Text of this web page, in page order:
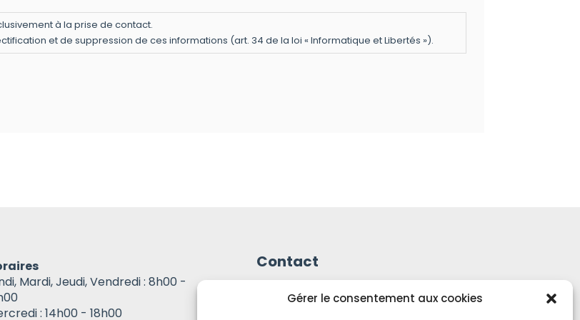
Gérer le consentement aux cookies
à la prise de contact.
et de suppression de ces informations (art. 34 de la loi « Informatique et Libertés »).
Mardi, Jeudi, Vendredi : 8h00 -
: 14h00 - 18h00
Contact
Mentions Légales